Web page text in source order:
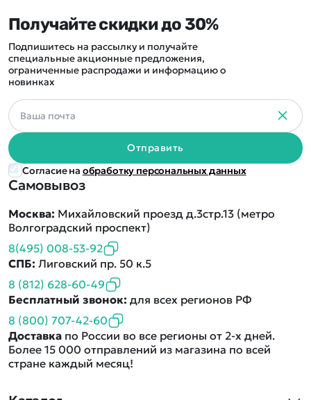
Самовывоз
Москва: Михайловский проезд д.3стр.13 (метро
Волгоградский проспект)
8(495) 008-53-92
СПБ: Лиговский пр. 50 к.5
8 (812) 628-60-49
Бесплатный звонок: для всех регионов РФ
8 (800) 707-42-60
Доставка по России во все регионы от 2-х дней.
Более 15 000 отправлений из магазина по всей
стране каждый месяц!
Получайте скидки до 30%
Подпишитесь на рассылку и получайте
специальные акционные предложения,
ограниченные распродажи и информацию о
новинках
Отправить
Согласие на обработку персональных данных